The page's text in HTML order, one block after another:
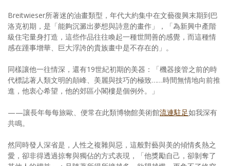
Breitwieser所著迷的油畫類型，年代大約集中在文藝復興末期到巴
洛克初期，是「能夠沉澱出夢想與詩意的畫作」，「為新興中產階
級住宅量身打造，這些作品往往喚起一種世間善的感覺，而這種情
感在踵事增華、巨大浮誇的貴族畫中是不存在的」。
同樣讓他一往情深，還有19世紀初期的美器：「機器接管之前的時
代標誌著人類文明的顛峰、美麗與技巧的極致……時間無情地向前推
進，他衷心希望，他的郊區小閣樓是個例外。」
——讓長年每每旅歐、便常在此類博物館美術館流連駐足如我深有
共鳴。
然同時發人深省是，人性之複雜與惡，這般對藝與美的傾情炙熱之
愛，卻非得透過掠奪與獨佔的方式表現，「他獎勵自己，卻剝奪了